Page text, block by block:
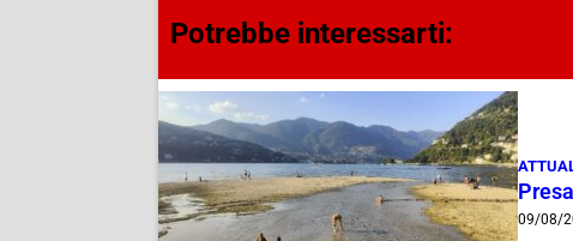
Potrebbe interessarti:
09/08/